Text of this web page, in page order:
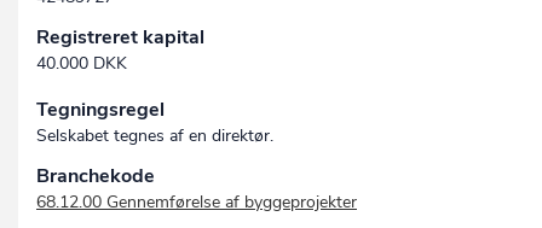
Registreret kapital
40.000 DKK
Tegningsregel
Selskabet tegnes af en direktør.
Branchekode
68.12.00 Gennemførelse af byggeprojekter